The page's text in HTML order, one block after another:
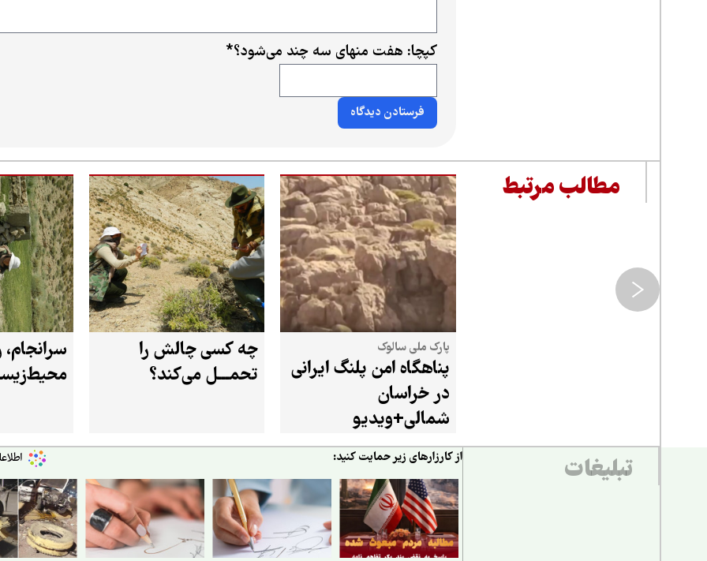
کپچا: هفت منهای سه چند می‌شود؟*
مطالب مرتبط
پارک ملی سالوک
پناهگاه امن پلنگ ایرانی
در خراسان
شمالی+ویدیو
چه کسی چالش را
تحمـــل می‌کند؟
سرانجام،
تبلیغات از کارزارهای زیر حمایت کنید: